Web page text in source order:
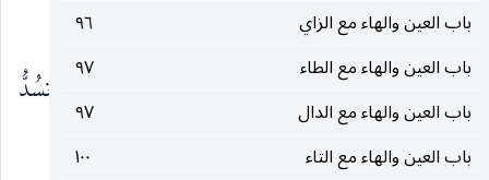
باب العين والهاء مع الزاي
٩٦
باب العين والهاء مع الطاء
٩٧
باب العين والهاء مع الدال
٩٧
باب العين والهاء مع التاء
١٠٠
وهذه أمثالٌ ضربها لإيفائهم بالعهد.
وقال النضر :عَنَجة
الهَوْدجِ : عضادةٌ عند بابه تسُدُّ
الباب.